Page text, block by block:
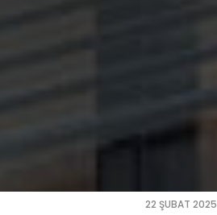
22 ŞUBAT 2025